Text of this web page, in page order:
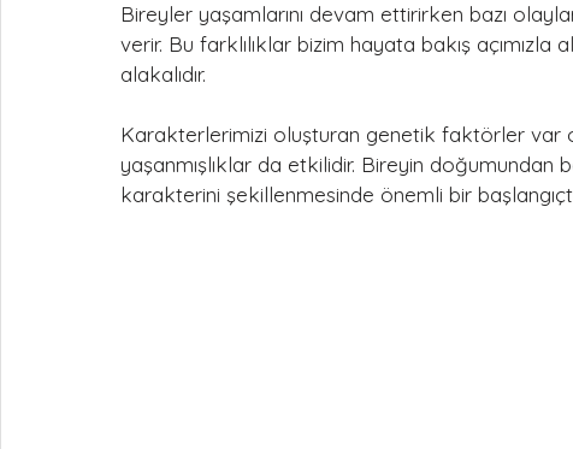
Bireyler yaşamlarını devam ettirirken bazı
verir. Bu farklılıklar bizim hayata bakış
alakalıdır.
Karakterlerimizi oluşturan genetik faktörler
yaşanmışlıklar da etkilidir. Bireyin doğumundan
karakterini şekillenmesinde önemli bir